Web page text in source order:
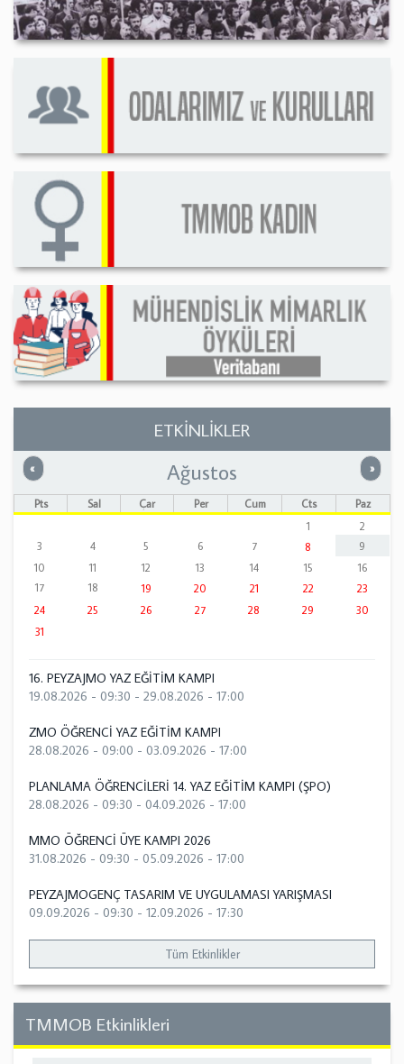
ETKİNLİKLER
« Önceki »
Ağustos
Pts Sal Çar Per Cum Cts
Paz
1
2
3
4 5 6 7 8
9
10
11 12 13 14 15
16
17
18 19 20 21 22
23
24
25 26 27 28 29
30
31
16. PEYZAJMO YAZ EĞİTİM KAMPI
19.08.2026 - 09:30 - 29.08.2026 - 17:00
ZMO ÖĞRENCİ YAZ EĞİTİM KAMPI
28.08.2026 - 09:00 - 03.09.2026 - 17:00
PLANLAMA ÖĞRENCİLERİ 14. YAZ EĞİTİM KAMPI (ŞPO)
28.08.2026 - 09:30 - 04.09.2026 - 17:00
MMO ÖĞRENCİ ÜYE KAMPI 2026
31.08.2026 - 09:30 - 05.09.2026 - 17:00
PEYZAJMOGENÇ TASARIM VE UYGULAMASI YARIŞMASI
09.09.2026 - 09:30 - 12.09.2026 - 17:30
Tüm Etkinlikler
TMMOB Etkinlikleri